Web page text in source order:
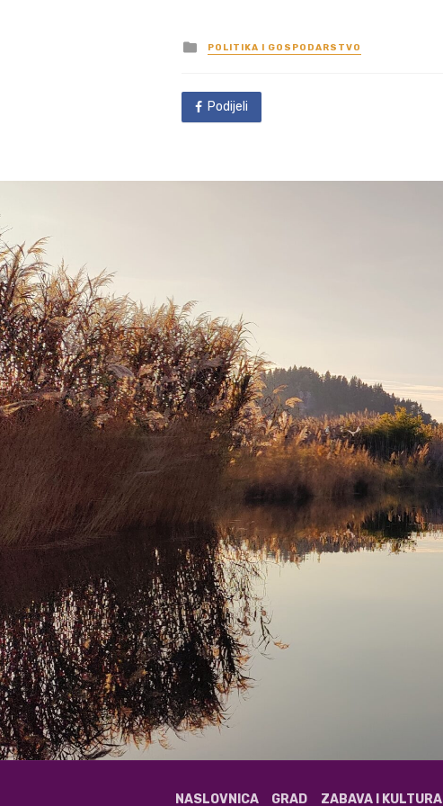
Posted
in
POLITIKA I GOSPODARSTVO
Podijeli
NASLOVNICA GRAD ZABAVA I KULTURA